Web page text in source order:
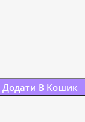
Додати В Кошик